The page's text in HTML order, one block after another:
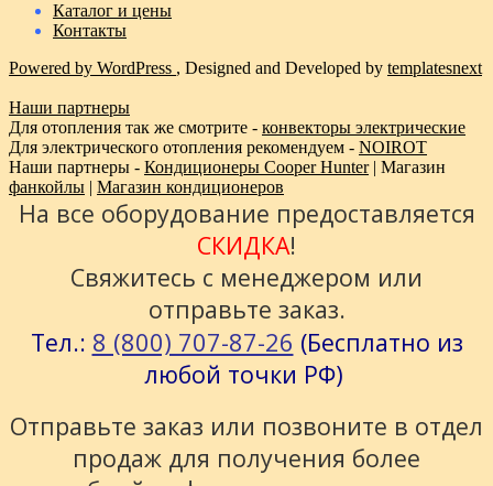
Каталог и цены
Контакты
Powered by WordPress , Designed and Developed by templatesnext
Наши партнеры
Для отопления так же смотрите - конвекторы электрические
Для электрического отопления рекомендуем - NOIROT
Наши партнеры - Кондиционеры Cooper Hunter| Магазин
фанкойлы | Магазин кондиционеров
На все оборудование предоставляется
СКИДКА!
Свяжитесь с менеджером или
отправьте заказ.
Тел.: 8 (800) 707-87-26 (Бесплатно из
любой точки РФ)
Отправьте заказ или позвоните в отдел
продаж для получения более